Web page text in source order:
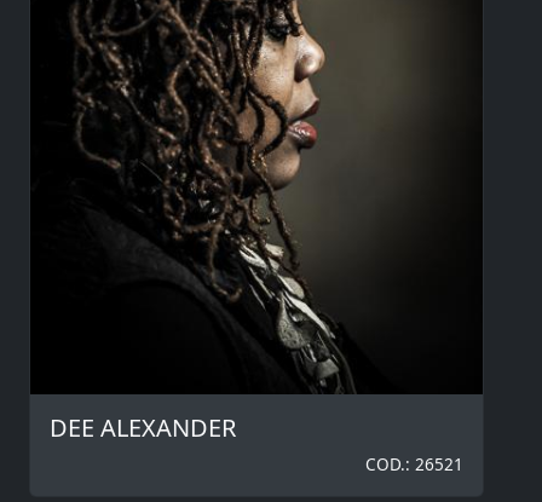
DEE ALEXANDER
COD.: 26521